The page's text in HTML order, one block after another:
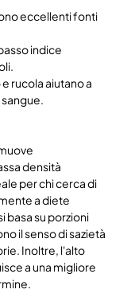
eccellenti fonti
indice
rucola aiutano a
densità
per chi cerca di
a diete
basa su porzioni
il senso di sazietà
Inoltre, l'alto
a una migliore